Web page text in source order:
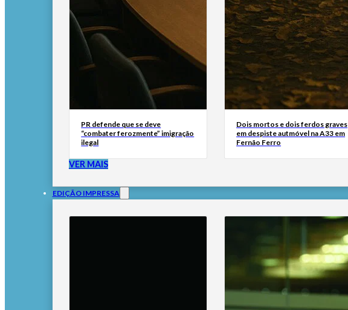
PR defende que se deve
“combater ferozmente” imigração
ilegal
Dois mortos e dois ferdos graves
em despiste autmóvel na A33 em
Fernão Ferro
VER MAIS
EDIÇÃO IMPRESSA